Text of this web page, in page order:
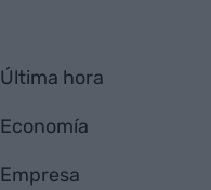
Última hora
Economía
Empresa